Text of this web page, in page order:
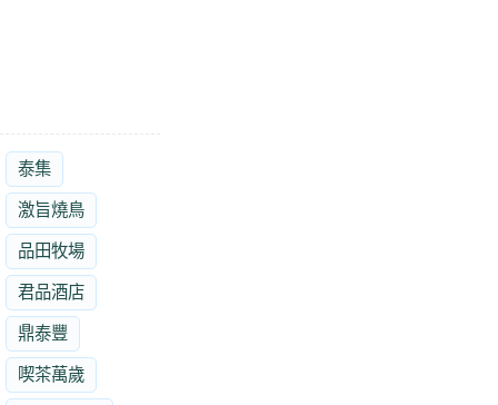
泰集
激旨燒鳥
品田牧場
君品酒店
鼎泰豐
喫茶萬歲